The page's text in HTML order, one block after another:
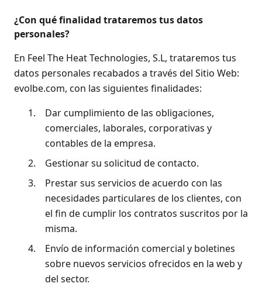
¿Con qué finalidad trataremos tus datos
personales?
En Feel The Heat Technologies, S.L, trataremos tus
datos personales recabados a través del Sitio Web:
evolbe.com, con las siguientes finalidades:
1.
Dar cumplimiento de las obligaciones,
comerciales, laborales, corporativas y
contables de la empresa.
2.
Gestionar su solicitud de contacto.
3.
Prestar sus servicios de acuerdo con las
necesidades particulares de los clientes, con
el fin de cumplir los contratos suscritos por la
misma.
4.
Envío de información comercial y boletines
sobre nuevos servicios ofrecidos en la web y
del sector.